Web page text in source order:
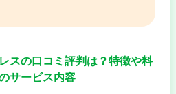
スの口コミ評判は？特徴や料
サービス内容